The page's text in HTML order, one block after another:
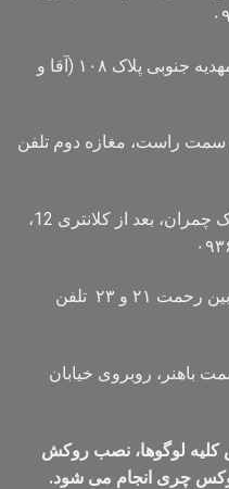
: خیابان جی خیابان مهدیه جنوبی پلاک ۱۰۸ (آقا و
۳۷، پاشازاده ۴، سمت راست، مغازه دوم تلفن
: بلوار چمران، بعد از پارک چمران، بعد از کلانتری 12،
: بلوار رحمت شرقی، بین رحمت ۲۱ و ۲۳ تلفن
باهنر، روبروی خیابان
لوگوها، نصب روکش
چری انجام می شود.